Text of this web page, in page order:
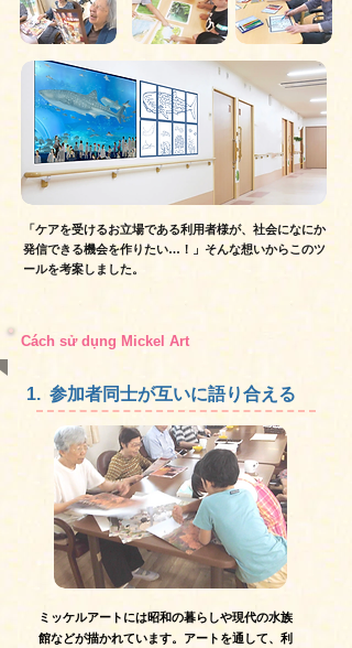
「ケアを受けるお立場である利用者様が、社会になにか
発信できる機会を作りたい…！」 そんな想いからこのツ
ールを考案しました。
Cách sử dụng Mickel Art
1. 参加者同士が互いに語り合える
ミッケルアートには昭和の暮らしや現代の水族
館などが描かれています。アートを通して、利